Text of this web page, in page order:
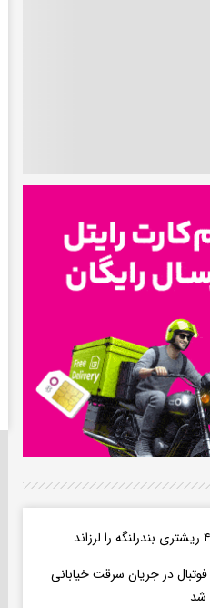
فوتبال در جریان سرقت خیابانی
شد